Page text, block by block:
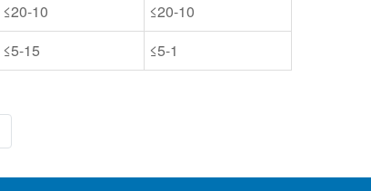
≤20-10
≤20-10
≤5-15 ≤5-1